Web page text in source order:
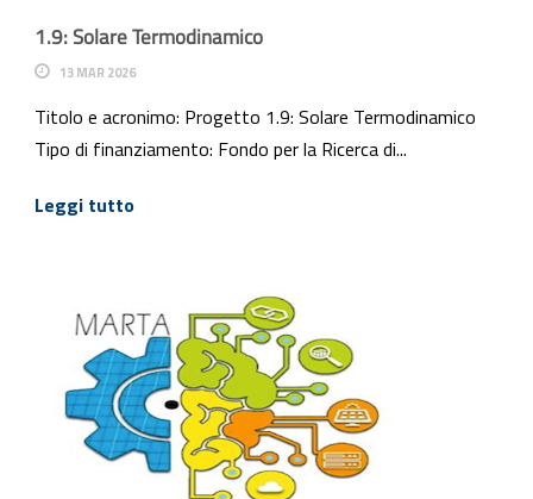
1.9: Solare Termodinamico
13 MAR 2026
Titolo e acronimo: Progetto 1.9: Solare Termodinamico
Tipo di finanziamento: Fondo per la Ricerca di...
Leggi tutto